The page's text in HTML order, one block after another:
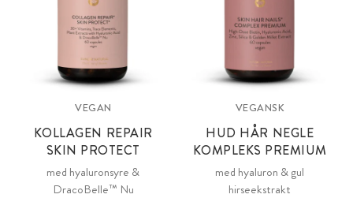
VEGAN
KOLLAGEN REPAIR
SKIN PROTECT
med hyaluronsyre &
DracoBelle™ Nu
VEGANSK
HUD HÅR NEGLE
KOMPLEKS PREMIUM
med hyaluron & gul
hirseekstrakt